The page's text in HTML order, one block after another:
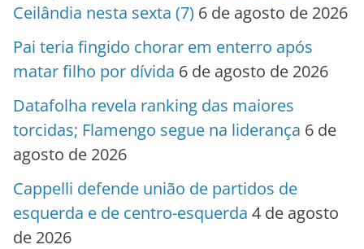
Ceilândia nesta sexta (7) 6 de agosto de 2026
Pai teria fingido chorar em enterro após
matar filho por dívida 6 de agosto de 2026
Datafolha revela ranking das maiores
torcidas; Flamengo segue na liderança 6 de
agosto de 2026
Cappelli defende união de partidos de
esquerda e de centro-esquerda 4 de agosto
de 2026